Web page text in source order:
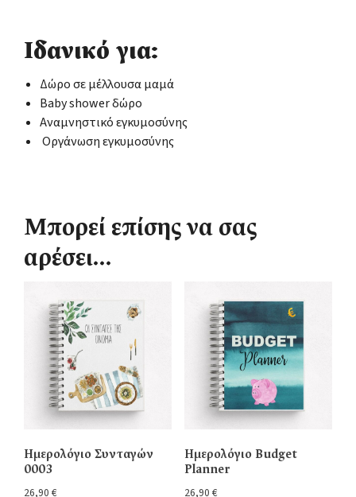
Ιδανικό για:
Δώρο σε μέλλουσα μαμά
Baby shower δώρο
Αναμνηστικό εγκυμοσύνης
Οργάνωση εγκυμοσύνης
Μπορεί επίσης να σας
αρέσει…
Ημερολόγιο Συνταγών
0003
26,90 €
Ημερολόγιο Budget
Planner
26,90 €